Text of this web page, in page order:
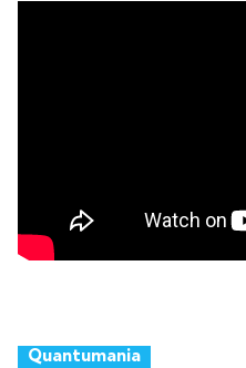
Quantumania